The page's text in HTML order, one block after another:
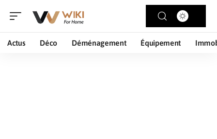
Actus Déco Déménagement Équipement